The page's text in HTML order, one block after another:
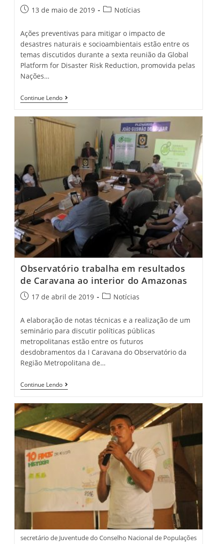
13 de maio de 2019 Notícias
Ações preventivas para mitigar o impacto de
desastres naturais e socioambientais estão entre os
temas discutidos durante a sexta reunião da Global
Platform for Disaster Risk Reduction, promovida pelas
Nações…
Continue Lendo
Observatório trabalha em resultados
de Caravana ao interior do Amazonas
17 de abril de 2019 Notícias
A elaboração de notas técnicas e a realização de um
seminário para discutir políticas públicas
metropolitanas estão entre os futuros
desdobramentos da I Caravana do Observatório da
Região Metropolitana de…
Continue Lendo
secretário de Juventude do Conselho Nacional de Populações